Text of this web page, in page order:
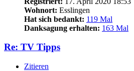
Wohnort: Esslingen
Hat sich bedankt: 119 Mal
Danksagung erhalten: 163 Mal
Re: TV Tipps
Zitieren